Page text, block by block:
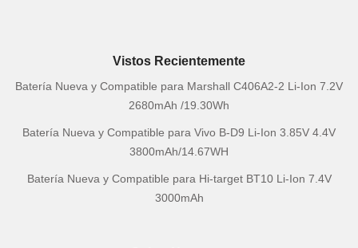
Vistos Recientemente
Batería Nueva y Compatible para Marshall C406A2-2 Li-Ion 7.2V
2680mAh /19.30Wh
Batería Nueva y Compatible para Vivo B-D9 Li-Ion 3.85V 4.4V
3800mAh/14.67WH
Batería Nueva y Compatible para Hi-target BT10 Li-Ion 7.4V
3000mAh